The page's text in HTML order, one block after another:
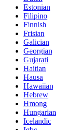
Estonian
Filipino
Finnish
Frisian
Galician
Georgian
Gujarati
Haitian
Hausa
Hawaiian
Hebrew
Hmong
Hungarian
Icelandic